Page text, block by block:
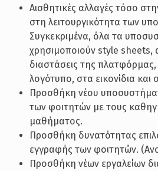
Αισθητικές αλλαγές τόσο
στη λειτουργικότητα των
Συγκεκριμένα, όλα τα
χρησιμοποιούν style sheets,
διαστάσεις της
λογότυπο, στα εικονίδια και
Προσθήκη νέου
των φοιτητών με τους
μαθήματος.
Προσθήκη δυνατότητας
εγγραφής των φοιτητών.
Προσθήκη νέων εργαλείων